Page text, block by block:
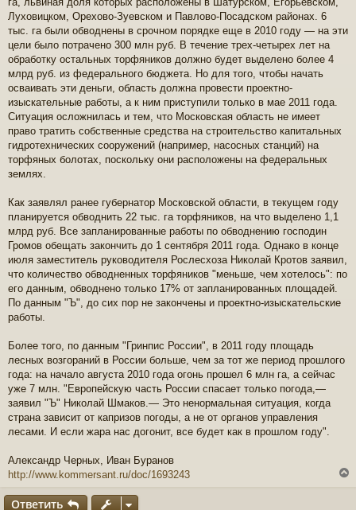
Луховицком, Орехово-Зуевском и Павлово-Посадском районах. 6
тыс. га были обводнены в срочном порядке еще в 2010 году — на эти
цели было потрачено 300 млн руб. В течение трех-четырех лет на
обработку остальных торфяников должно будет выделено более 4
млрд руб. из федерального бюджета. Но для того, чтобы начать
осваивать эти деньги, область должна провести проектно-
изыскательные работы, а к ним приступили только в мае 2011 года.
Ситуация осложнилась и тем, что Московская область не имеет
право тратить собственные средства на строительство капитальных
гидротехнических сооружений (например, насосных станций) на
торфяных болотах, поскольку они расположены на федеральных
землях.
Как заявлял ранее губернатор Московской области, в текущем году
планируется обводнить 22 тыс. га торфяников, на что выделено 1,1
млрд руб. Все запланированные работы по обводнению господин
Громов обещать закончить до 1 сентября 2011 года. Однако в конце
июля заместитель руководителя Рослесхоза Николай Кротов заявил,
что количество обводненных торфяников "меньше, чем хотелось": по
его данным, обводнено только 17% от запланированных площадей.
По данным "Ъ", до сих пор не закончены и проектно-изыскательские
работы.
Более того, по данным "Гринпис России", в 2011 году площадь
лесных возгораний в России больше, чем за тот же период прошлого
года: на начало августа 2010 года огонь прошел 6 млн га, а сейчас
уже 7 млн. "Европейскую часть России спасает только погода,—
заявил "Ъ" Николай Шмаков.— Это ненормальная ситуация, когда
страна зависит от капризов погоды, а не от органов управления
лесами. И если жара нас догонит, все будет как в прошлом году".
Александр Черных, Иван Буранов
http://www.kommersant.ru/doc/1693243
Ответить